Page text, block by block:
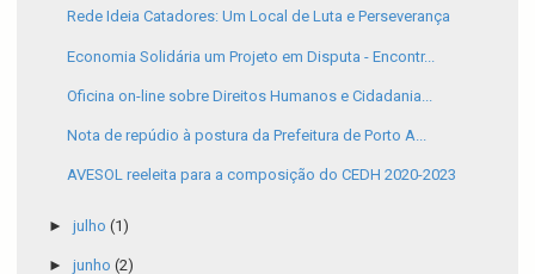
Rede Ideia Catadores: Um Local de Luta e Perseverança
Economia Solidária um Projeto em Disputa - Encontr...
Oficina on-line sobre Direitos Humanos e Cidadania...
Nota de repúdio à postura da Prefeitura de Porto A...
AVESOL reeleita para a composição do CEDH 2020-2023
► julho (1)
► junho (2)